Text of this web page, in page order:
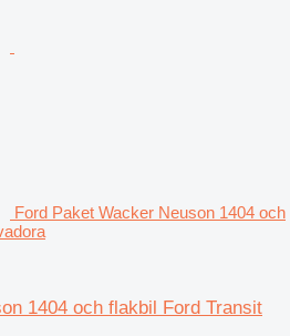
Ford Paket Wacker Neuson 1404 och
1404 och flakbil Ford Transit